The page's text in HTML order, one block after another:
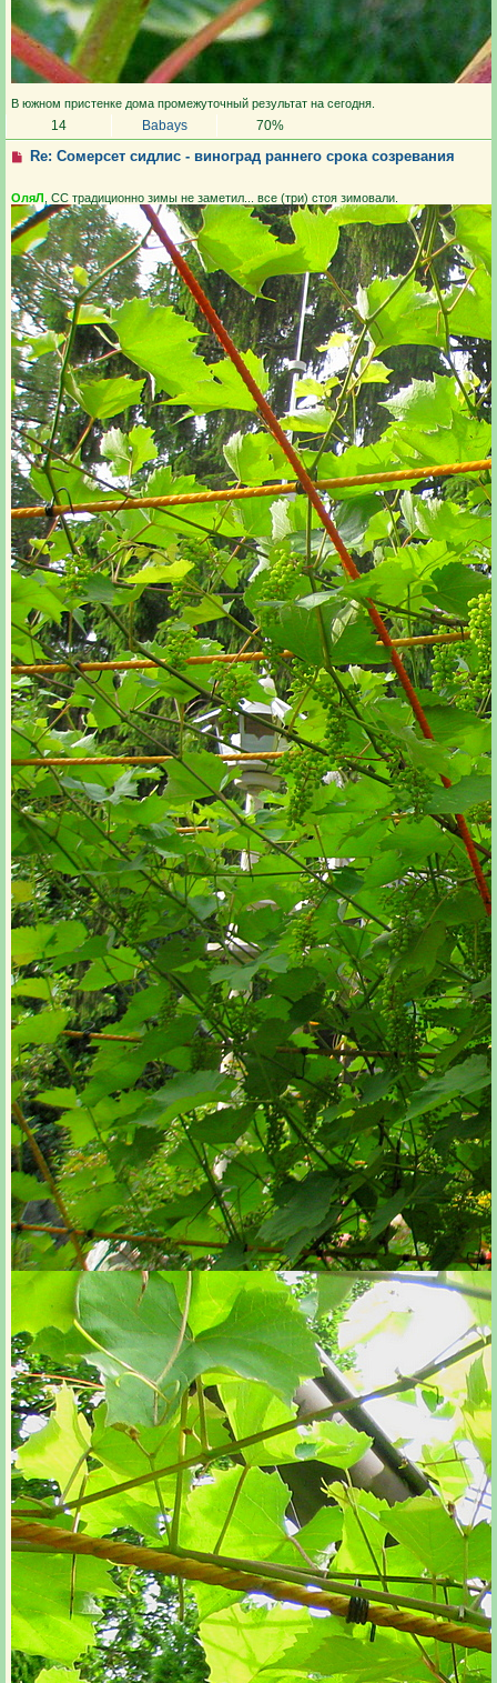
В южном пристенке дома промежуточный результат на сегодня.
14 Babays 70%
Re: Сомерсет сидлис - виноград раннего срока созревания
ОляЛ , СС традиционно зимы не заметил... все (три) стоя зимовали.